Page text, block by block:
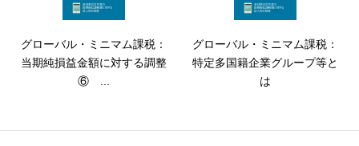
グローバル・ミニマム課税：
当期純損益金額に対する調整
⑥ ...
グローバル・ミニマム課税：
特定多国籍企業グループ等と
は